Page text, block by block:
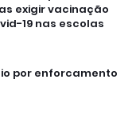
exigir vacinação
19 nas escolas
por enforcamento